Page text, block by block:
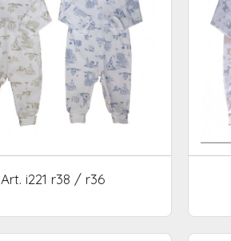
Art. i221 r38 / r36